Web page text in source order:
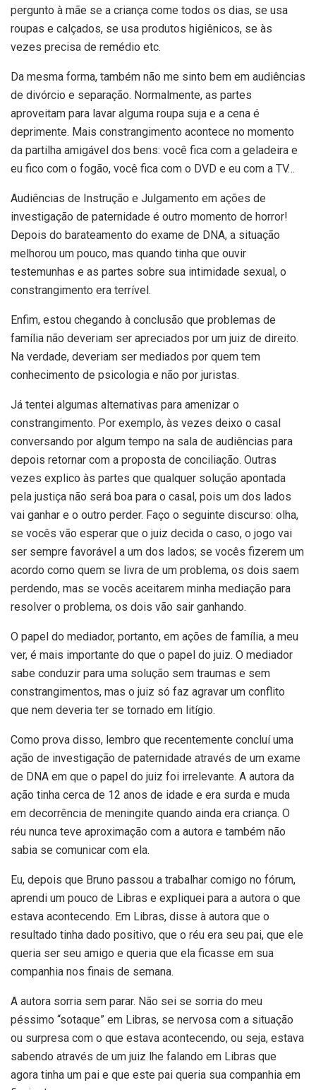
pergunto à mãe se a criança come todos os dias, se usa
roupas e calçados, se usa produtos higiênicos, se às
vezes precisa de remédio etc.
Da mesma forma, também não me sinto bem em audiências
de divórcio e separação. Normalmente, as partes
aproveitam para lavar alguma roupa suja e a cena é
deprimente. Mais constrangimento acontece no momento
da partilha amigável dos bens: você fica com a geladeira e
eu fico com o fogão, você fica com o DVD e eu com a TV…
Audiências de Instrução e Julgamento em ações de
investigação de paternidade é outro momento de horror!
Depois do barateamento do exame de DNA, a situação
melhorou um pouco, mas quando tinha que ouvir
testemunhas e as partes sobre sua intimidade sexual, o
constrangimento era terrível.
Enfim, estou chegando à conclusão que problemas de
família não deveriam ser apreciados por um juiz de direito.
Na verdade, deveriam ser mediados por quem tem
conhecimento de psicologia e não por juristas.
Já tentei algumas alternativas para amenizar o
constrangimento. Por exemplo, às vezes deixo o casal
conversando por algum tempo na sala de audiências para
depois retornar com a proposta de conciliação. Outras
vezes explico às partes que qualquer solução apontada
pela justiça não será boa para o casal, pois um dos lados
vai ganhar e o outro perder. Faço o seguinte discurso: olha,
se vocês vão esperar que o juiz decida o caso, o jogo vai
ser sempre favorável a um dos lados; se vocês fizerem um
acordo como quem se livra de um problema, os dois saem
perdendo, mas se vocês aceitarem minha mediação para
resolver o problema, os dois vão sair ganhando.
O papel do mediador, portanto, em ações de família, a meu
ver, é mais importante do que o papel do juiz. O mediador
sabe conduzir para uma solução sem traumas e sem
constrangimentos, mas o juiz só faz agravar um conflito
que nem deveria ter se tornado em litígio.
Como prova disso, lembro que recentemente concluí uma
ação de investigação de paternidade através de um exame
de DNA em que o papel do juiz foi irrelevante. A autora da
ação tinha cerca de 12 anos de idade e era surda e muda
em decorrência de meningite quando ainda era criança. O
réu nunca teve aproximação com a autora e também não
sabia se comunicar com ela.
Eu, depois que Bruno passou a trabalhar comigo no fórum,
aprendi um pouco de Libras e expliquei para a autora o que
estava acontecendo. Em Libras, disse à autora que o
resultado tinha dado positivo, que o réu era seu pai, que ele
queria ser seu amigo e queria que ela ficasse em sua
companhia nos finais de semana.
A autora sorria sem parar. Não sei se sorria do meu
péssimo “sotaque” em Libras, se nervosa com a situação
ou surpresa com o que estava acontecendo, ou seja, estava
sabendo através de um juiz lhe falando em Libras que
agora tinha um pai e que este pai queria sua companhia em